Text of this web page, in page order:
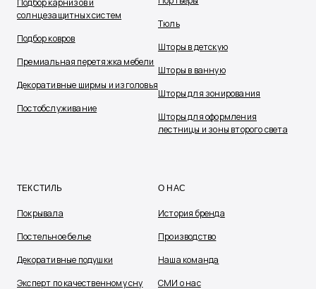
солнцезащитных систем
Подбор ковров
Премиальная перетяжка мебели
Декоративные ширмы и изголовья
Постобслуживание
Тюль
Шторы в детскую
Шторы в ванную
Шторы для зонирования
Шторы для оформления
лестницы и зоны второго света
ТЕКСТИЛЬ
Покрывала
Постельное белье
Декоративные подушки
Эксперт по качественному сну
О НАС
История бренда
Производство
Наша команда
СМИ о нас